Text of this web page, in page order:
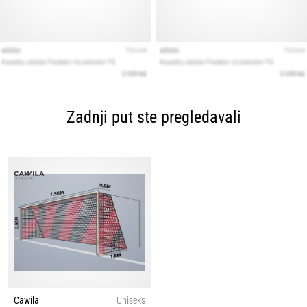
Zadnji put ste pregledavali
Cawila
Uniseks